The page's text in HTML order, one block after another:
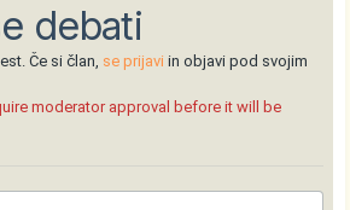
debati
Če si član, se prijavi in objavi pod svojim
moderator approval before it will be